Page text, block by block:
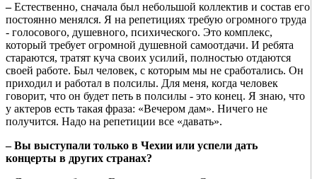
–Естественно, сначала был небольшой коллектив и состав его
постоянно менялся. Я на репетициях требую огромного труда
- голосового, душевного, психического. Это комплекс,
который требует огромной душевной самоотдачи. И ребята
стараются, тратят куча своих усилий, полностью отдаются
своей работе. Был человек, с которым мы не сработались. Он
приходил и работал в полсилы. Для меня, когда человек
говорит, что он будет петь в полсилы - это конец. Я знаю, что
у актеров есть такая фраза: «Вечером дам». Ничего не
получится. Надо на репетиции все «давать».
– Вы выступали только в Чехии или успели дать
концерты в других странах?